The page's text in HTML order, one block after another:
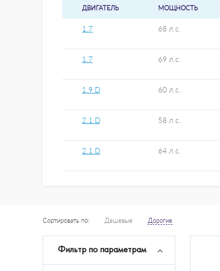
ДВИГАТЕЛЬ МОЩНОСТЬ
1.7 68 л.с.
1.7 69 л.с.
1.9 D 60 л.с.
2.1 D 58 л.с.
2.1 D 64 л.с.
Сортировать по: Дешевые Дорогие
Фильтр по параметрам